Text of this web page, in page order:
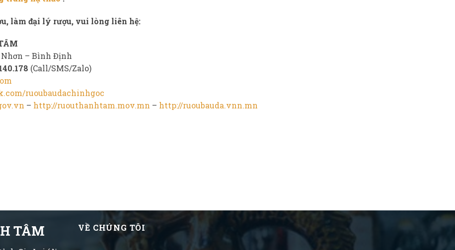
làm đại lý rượu, vui lòng liên hệ:
– Bình Định
(Call/SMS/Zalo)
ruoubaudachinhgoc
– http://ruouthanhtam.mov.mn – http://ruoubauda.vnn.mn
TÂM VỀ CHÚNG TÔI